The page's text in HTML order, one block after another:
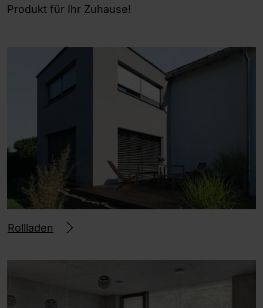
Produkt für Ihr Zuhause!
Rollladen